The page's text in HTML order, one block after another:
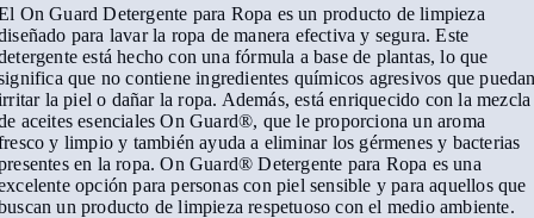
On Guard Detergente para Ropa es un producto de limpieza
para lavar la ropa de manera efectiva y segura. Este
está hecho con una fórmula a base de plantas, lo que
que no contiene ingredientes químicos agresivos que
la piel o dañar la ropa. Además, está enriquecido con la mezcla
aceites esenciales On Guard®, que le proporciona un aroma
y limpio y también ayuda a eliminar los gérmenes y bacterias
en la ropa. On Guard® Detergente para Ropa es una
opción para personas con piel sensible y para aquellos que
un producto de limpieza respetuoso con el medio ambiente.